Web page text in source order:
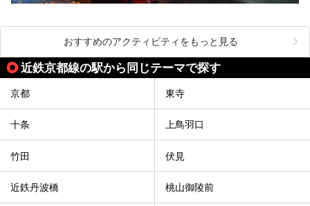
おすすめのアクティビティをもっと見る
近鉄京都線の駅から同じテーマで探す
京都 東寺
十条 上鳥羽口
竹田 伏見
近鉄丹波橋 桃山御陵前